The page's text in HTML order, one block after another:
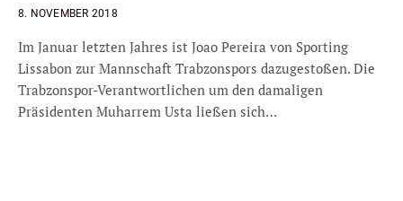
8. NOVEMBER 2018
Im Januar letzten Jahres ist Joao Pereira von Sporting
Lissabon zur Mannschaft Trabzonspors dazugestoßen. Die
Trabzonspor-Verantwortlichen um den damaligen
Präsidenten Muharrem Usta ließen sich…